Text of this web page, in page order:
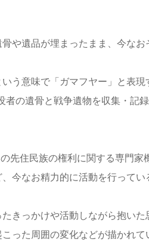
や遺品が埋まったまま、今なお
う意味で「ガマフヤー」と表現
の遺骨と戦争遺物を収集・記
先住民族の権利に関する専門家
今なお精力的に活動を行ってい
きっかけや活動しながら抱い
った周囲の変化などが描かれて